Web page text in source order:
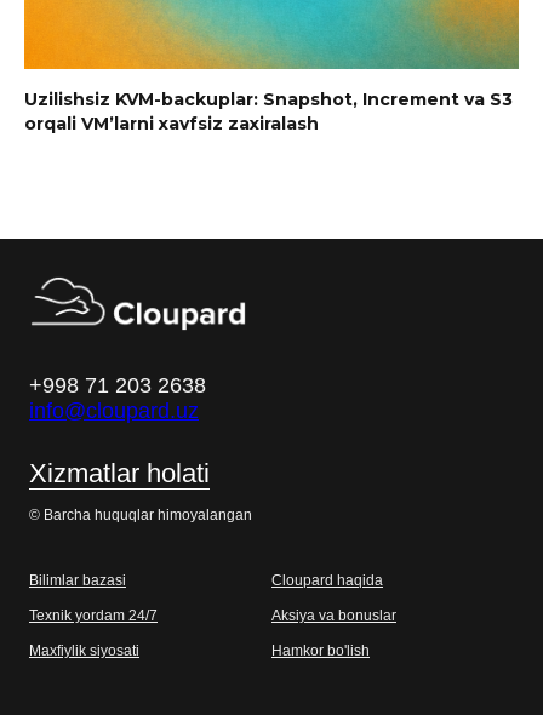
Uzilishsiz KVM-backuplar: Snapshot, Increment va S3
orqali VM’larni xavfsiz zaxiralash
+998 71 203 2638
info@cloupard.uz
Xizmatlar holati
© Barcha huquqlar himoyalangan
Bilimlar bazasi
Texnik yordam 24/7
Maxfiylik siyosati
Cloupard haqida
Aksiya va bonuslar
Hamkor bo'lish